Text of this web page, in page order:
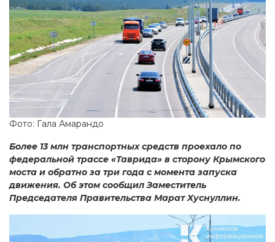
Фото: Гала Амарандо
Более 13 млн транспортных средств проехало по
федеральной трассе «Таврида» в сторону Крымского
моста и обратно за три года с момента запуска
движения. Об этом сообщил Заместитель
Председателя Правительства Марат Хуснуллин.